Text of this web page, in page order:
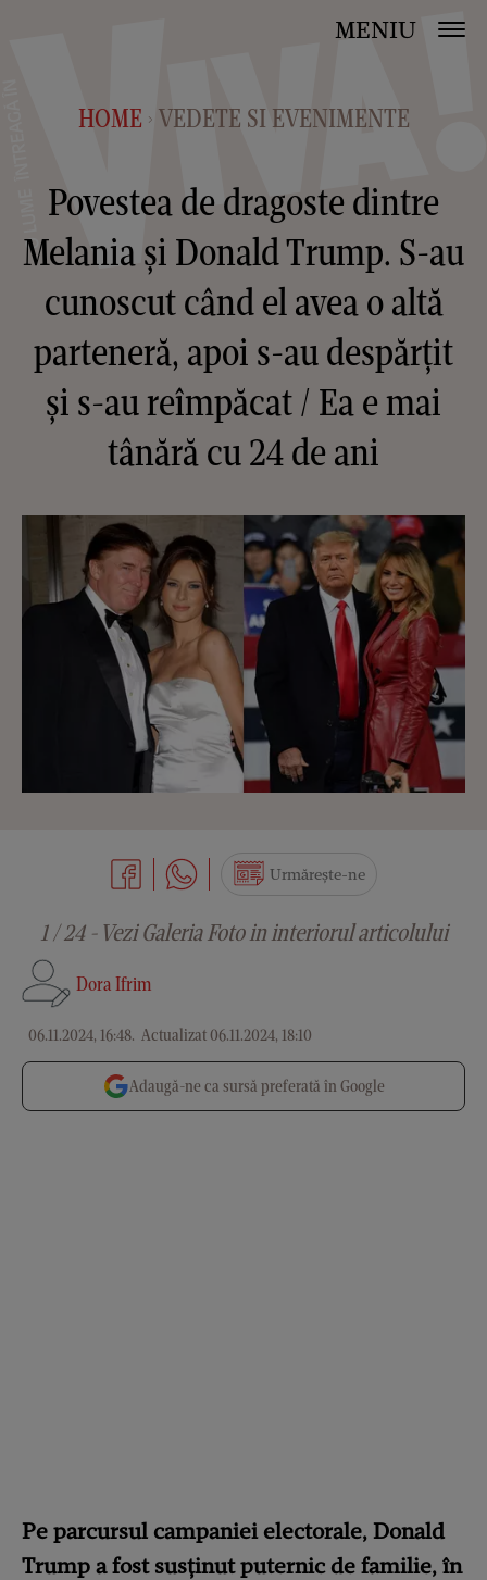
MENIU
HOME > VEDETE SI EVENIMENTE
Povestea de dragoste dintre
Melania și Donald Trump. S-au
cunoscut când el avea o altă
parteneră, apoi s-au despărțit
și s-au reîmpăcat / Ea e mai
tânără cu 24 de ani
Dora Ifrim
06.11.2024, 16:48. Actualizat 06.11.2024, 18:10
Urmărește-ne
1 / 24 - Vezi Galeria Foto in interiorul articolului
Adaugă-ne ca sursă preferată în Google
Pe parcursul campaniei electorale, Donald
Trump a fost susținut puternic de familie, în